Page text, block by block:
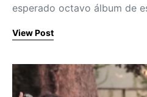
esperado octavo álbum de
View Post